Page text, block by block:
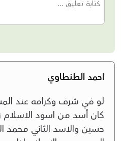
احمد الطنطاوي
لو في شرف وكرامه عند
كان أسد من اسود
حسين والاسد الثاني